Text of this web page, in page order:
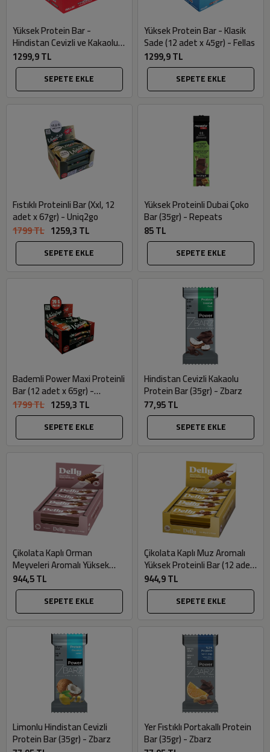
Yüksek Protein Bar -
Hindistan Cevizli ve Kakaolu
(12 adet x 45gr) - Fellas
1299,9 TL
SEPETE EKLE
Yüksek Protein Bar - Klasik
Sade (12 adet x 45gr) - Fellas
1299,9 TL
SEPETE EKLE
Fıstıklı Proteinli Bar (Xxl, 12
adet x 67gr) - Uniq2go
1799 TL 1259,3 TL
SEPETE EKLE
Yüksek Proteinli Dubai Çoko
Bar (35gr) - Repeats
85 TL
SEPETE EKLE
Bademli Power Maxi Proteinli
Bar (12 adet x 65gr) -
Uniq2go
1799 TL 1259,3 TL
SEPETE EKLE
Hindistan Cevizli Kakaolu
Protein Bar (35gr) - Zbarz
77,95 TL
SEPETE EKLE
Çikolata Kaplı Orman
Meyveleri Aromalı Yüksek
Proteinli Bar (12 adet x 40gr)
- Delly
944,5 TL
SEPETE EKLE
Çikolata Kaplı Muz Aromalı
Yüksek Proteinli Bar (12 adet
x 40gr) - Delly
944,9 TL
SEPETE EKLE
Limonlu Hindistan Cevizli
Protein Bar (35gr) - Zbarz
Yer Fıstıklı Portakallı Protein
Bar (35gr) - Zbarz